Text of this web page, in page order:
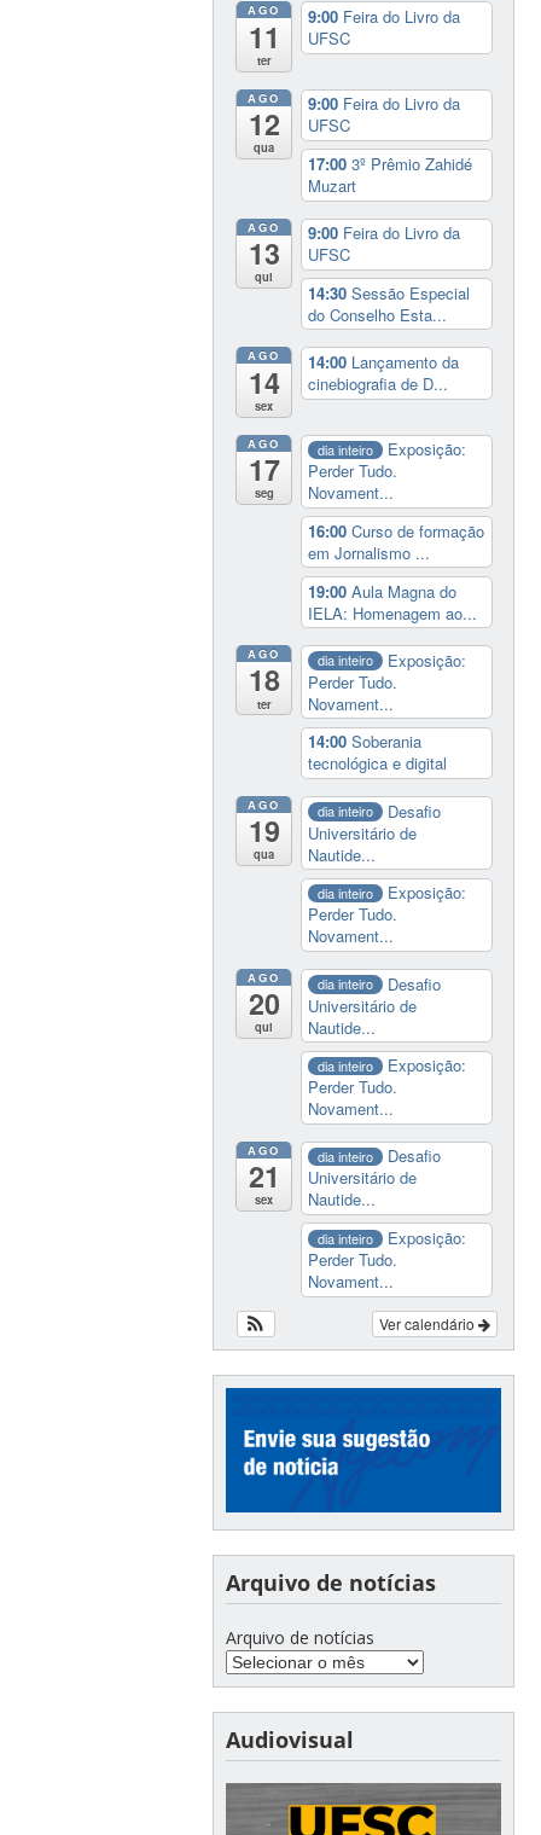
AGO
11
ter
9:00 Feira do Livro da
UFSC
AGO
12
qua
9:00 Feira do Livro da
UFSC
17:003º Prêmio Zahidé
Muzart
AGO
13
qui
9:00 Feira do Livro da
UFSC
14:30Sessão Especial
do Conselho Esta...
AGO
14
sex
14:00 Lançamento da
cinebiografia de D...
AGO
17
seg
dia inteiro
Exposição:
Perder Tudo.
Novament...
16:00Curso de formação
em Jornalismo ...
19:00Aula Magna do
IELA: Homenagem ao...
AGO
18
ter
dia inteiro
Exposição:
Perder Tudo.
Novament...
14:00Soberania
tecnológica e digital
AGO
19
qua
dia inteiro
Desafio
Universitário de
Nautide...
dia inteiro
Exposição:
Perder Tudo.
Novament...
AGO
20
qui
dia inteiro
Desafio
Universitário de
Nautide...
dia inteiro
Exposição:
Perder Tudo.
Novament...
AGO
21
sex
dia inteiro
Desafio
Universitário de
Nautide...
dia inteiro
Exposição:
Perder Tudo.
Novament...
Ver calendário
Arquivo de notícias
Arquivo de notícias
Audiovisual